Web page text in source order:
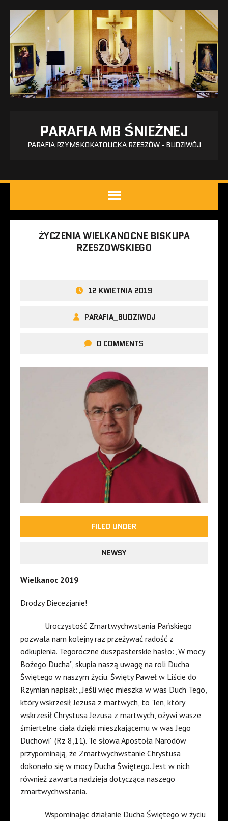
PARAFIA MB ŚNIEŻNEJ
PARAFIA RZYMSKOKATOLICKA RZESZÓW - BUDZIWÓJ
ŻYCZENIA WIELKANOCNE BISKUPA
RZESZOWSKIEGO
12 KWIETNIA 2019
PARAFIA_BUDZIWOJ
0 COMMENTS
FILED UNDER
NEWSY
Wielkanoc 2019
Drodzy Diecezjanie!
Uroczystość Zmartwychwstania Pańskiego
pozwala nam kolejny raz przeżywać radość z
odkupienia. Tegoroczne duszpasterskie hasło: „W mocy
Bożego Ducha”, skupia naszą uwagę na roli Ducha
Świętego w naszym życiu. Święty Paweł w Liście do
Rzymian napisał: „Jeśli więc mieszka w was Duch Tego,
który wskrzesił Jezusa z martwych, to Ten, który
wskrzesił Chrystusa Jezusa z martwych, ożywi wasze
śmiertelne ciała dzięki mieszkającemu w was Jego
Duchowi” (Rz 8,11). Te słowa Apostoła Narodów
przypominają, że Zmartwychwstanie Chrystusa
dokonało się w mocy Ducha Świętego. Jest w nich
również zawarta nadzieja dotycząca naszego
zmartwychwstania.
Wspominając działanie Ducha Świętego w życiu